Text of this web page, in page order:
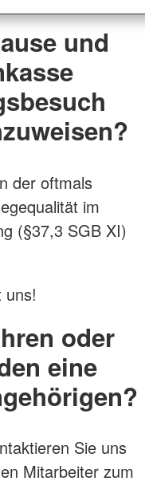
und
der oftmals
im
(§37,3 SGB XI)
uns!
oder
eine
Sie uns
Mitarbeiter zum